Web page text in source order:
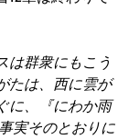
は群衆にもこう
たは、西に雲が
に、『にわか雨
実そのとおりに